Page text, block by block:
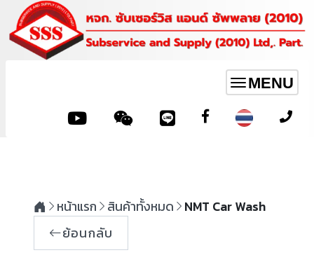
Toggle
navigation
MENU
หน้าแรก สินค้าทั้งหมด
NMT Car Wash
ย้อนกลับ